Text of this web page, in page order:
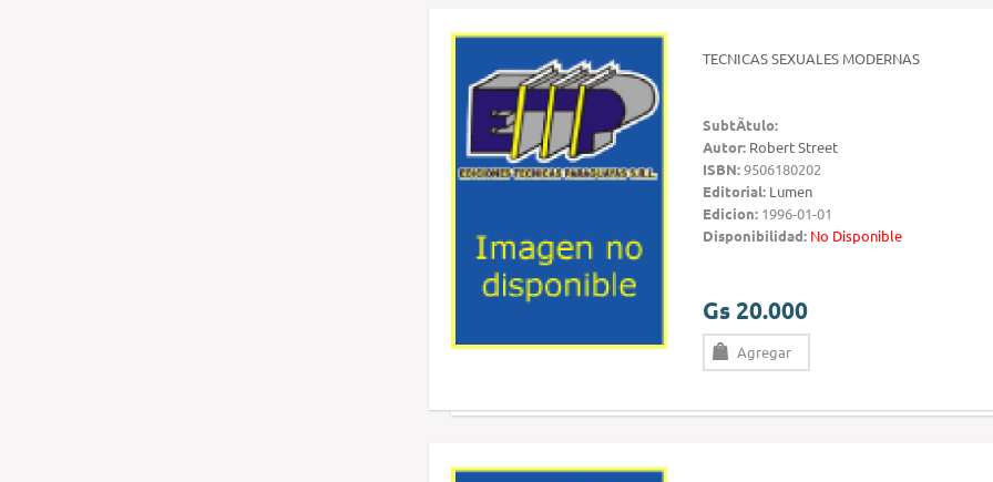
TECNICAS SEXUALES MODERNAS
SubtÃ­tulo:
Autor: Robert Street
ISBN:9506180202
Editorial: Lumen
Edicion: 1996-01-01
Disponibilidad: No Disponible
Gs 20.000
Agregar